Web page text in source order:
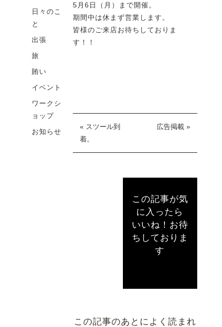
5月6日（月）まで開催。
期間中は休まず営業します。
皆様のご来店お待ちしておりま
す！！
« スツール到
着。
広告掲載 »
この記事が気
に入ったら
いいね！お待
ちしておりま
す
この記事のあとによく読まれ
日々のこ
と
出張
旅
賄い
イベント
ワークシ
ョップ
お知らせ